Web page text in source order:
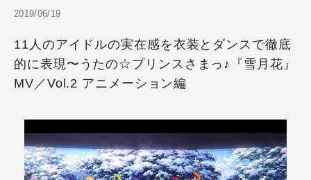
2019/06/19
11人のアイドルの実在感を衣装とダンスで徹底
的に表現〜うたの☆プリンスさまっ♪『雪月花』
MV／Vol.2 アニメーション編